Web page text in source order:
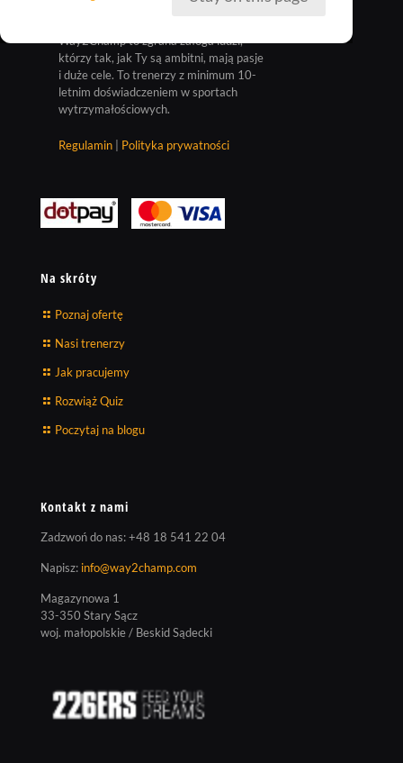
Way2Champ to zgrana załoga ludzi,
którzy tak, jak Ty są ambitni, mają pasje
i duże cele. To trenerzy z minimum 10-
letnim doświadczeniem w sportach
wytrzymałościowych.
Regulamin Polityka prywatności
Na skróty
Poznaj ofertę
Nasi trenerzy
Jak pracujemy
Rozwiąż Quiz
Poczytaj na blogu
Kontakt z nami
Zadzwoń do nas:+48 18 541 22 04
Napisz: info@way2champ.com
Magazynowa 1
33-350 Stary Sącz
woj. małopolskie / Beskid Sądecki